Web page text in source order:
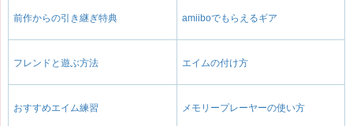
前作からの引き継ぎ特典 amiiboでもらえるギア
フレンドと遊ぶ方法 エイムの付け方
おすすめエイム練習 メモリープレーヤーの使い方